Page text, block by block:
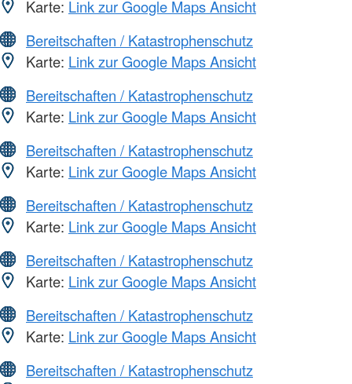
Karte: Link zur Google Maps Ansicht
Bereitschaften / Katastrophenschutz
Karte: Link zur Google Maps Ansicht
Bereitschaften / Katastrophenschutz
Karte: Link zur Google Maps Ansicht
Bereitschaften / Katastrophenschutz
Karte: Link zur Google Maps Ansicht
Bereitschaften / Katastrophenschutz
Karte: Link zur Google Maps Ansicht
Bereitschaften / Katastrophenschutz
Karte: Link zur Google Maps Ansicht
Bereitschaften / Katastrophenschutz
Karte: Link zur Google Maps Ansicht
Bereitschaften / Katastrophenschutz